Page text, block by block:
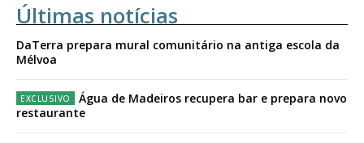
Últimas notícias
DaTerra prepara mural comunitário na antiga escola da
Mélvoa
Água de Madeiros recupera bar e prepara novo
restaurante